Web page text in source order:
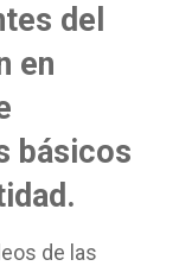
del
en
básicos
de las